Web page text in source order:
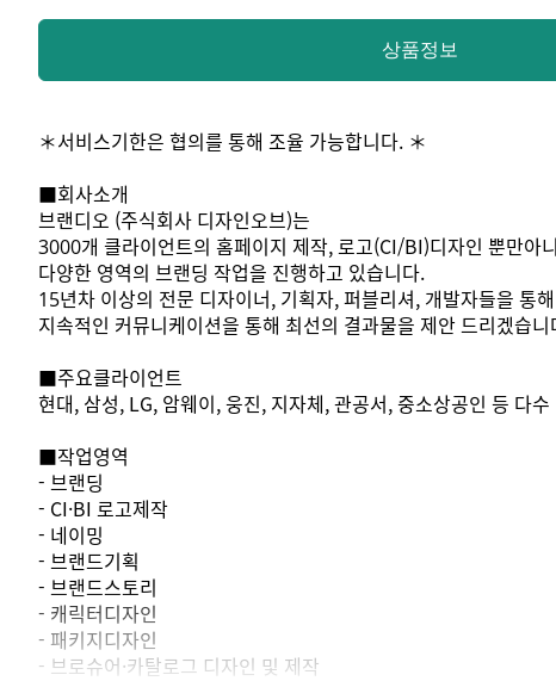
상품정보
＊서비스기한은 협의를 통해 조율 가능합니다. ＊
■회사소개
브랜디오 (주식회사 디자인오브)는
3000개 클라이언트의 홈페이지 제작, 로고(CI/BI)디자인 뿐만아
다양한 영역의 브랜딩 작업을 진행하고 있습니다.
15년차 이상의 전문 디자이너, 기획자, 퍼블리셔, 개발자들을 통
지속적인 커뮤니케이션을 통해 최선의 결과물을 제안 드리겠습니
■주요클라이언트
현대, 삼성, LG, 암웨이, 웅진, 지자체, 관공서, 중소상공인 등 다수
■작업영역
- 브랜딩
- CI·BI 로고제작
- 네이밍
- 브랜드기획
- 브랜드스토리
- 캐릭터디자인
- 패키지디자인
- 브로슈어·카탈로그 디자인 및 제작